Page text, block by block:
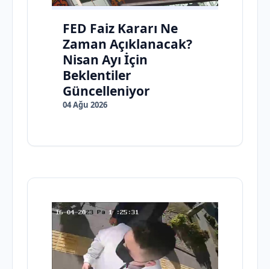
FED Faiz Kararı Ne
Zaman Açıklanacak?
Nisan Ayı İçin
Beklentiler
Güncelleniyor
04 Ağu 2026